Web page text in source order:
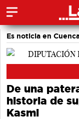
Es noticia en
De una
historia de
Kasmi